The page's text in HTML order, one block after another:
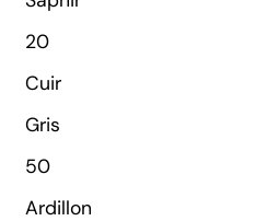
20
Cuir
Gris
50
Ardillon